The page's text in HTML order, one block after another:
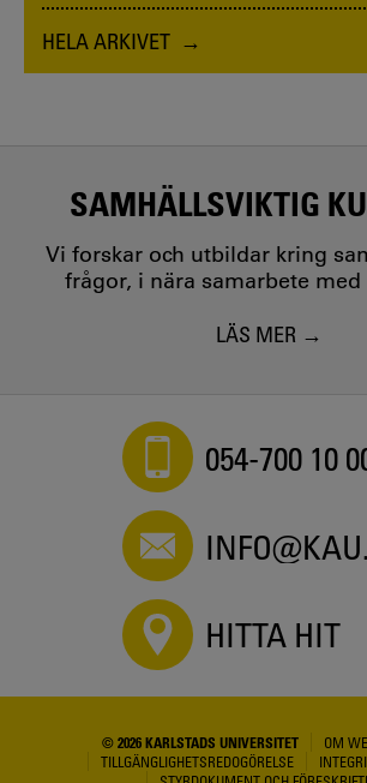
HELA ARKIVET
SAMHÄLLSVIKTIG
Vi forskar och utbildar kring
frågor, i nära samarbete
LÄS MER
054-700 10
HITTA HIT
© 2026 KARLSTADS UNIVERSITET
OM
TILLGÄNGLIGHETSREDOGÖRELSE